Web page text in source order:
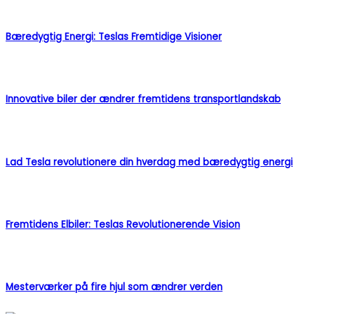
Bæredygtig Energi: Teslas Fremtidige Visioner
Innovative biler der ændrer fremtidens transportlandskab
Lad Tesla revolutionere din hverdag med bæredygtig energi
Fremtidens Elbiler: Teslas Revolutionerende Vision
Mesterværker på fire hjul som ændrer verden